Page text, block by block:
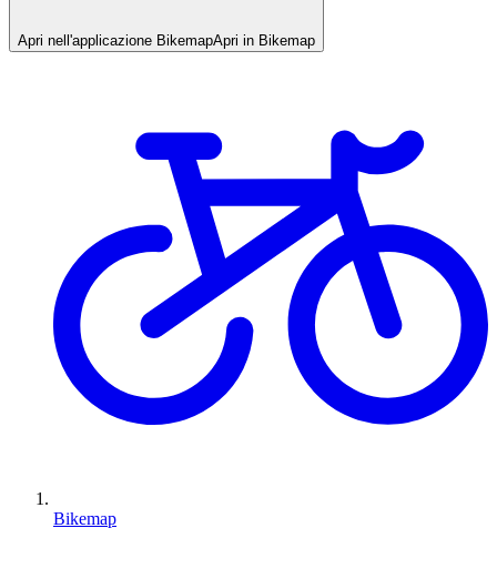
Apri nell'applicazione BikemapApri in Bikemap
Bikemap